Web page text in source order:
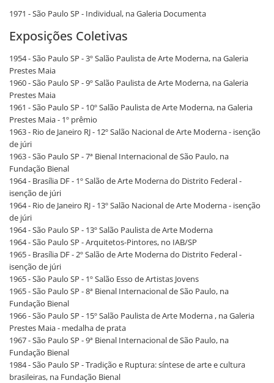
1971 - São Paulo SP - Individual, na Galeria Documenta
Exposições Coletivas
1954 - São Paulo SP - 3º Salão Paulista de Arte Moderna, na Galeria
Prestes Maia
1960 - São Paulo SP - 9º Salão Paulista de Arte Moderna, na Galeria
Prestes Maia
1961 - São Paulo SP - 10º Salão Paulista de Arte Moderna, na Galeria
Prestes Maia - 1º prêmio
1963 - Rio de Janeiro RJ - 12º Salão Nacional de Arte Moderna - isenção
de júri
1963 - São Paulo SP - 7ª Bienal Internacional de São Paulo, na
Fundação Bienal
1964 - Brasília DF - 1º Salão de Arte Moderna do Distrito Federal -
isenção de júri
1964 - Rio de Janeiro RJ - 13º Salão Nacional de Arte Moderna - isenção
de júri
1964 - São Paulo SP - 13º Salão Paulista de Arte Moderna
1964 - São Paulo SP - Arquitetos-Pintores, no IAB/SP
1965 - Brasília DF - 2º Salão de Arte Moderna do Distrito Federal -
isenção de júri
1965 - São Paulo SP - 1º Salão Esso de Artistas Jovens
1965 - São Paulo SP - 8ª Bienal Internacional de São Paulo, na
Fundação Bienal
1966 - São Paulo SP - 15º Salão Paulista de Arte Moderna , na Galeria
Prestes Maia - medalha de prata
1967 - São Paulo SP - 9ª Bienal Internacional de São Paulo, na
Fundação Bienal
1984 - São Paulo SP - Tradição e Ruptura: síntese de arte e cultura
brasileiras, na Fundação Bienal